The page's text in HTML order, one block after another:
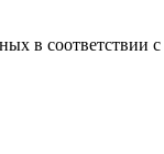
в соответствии с